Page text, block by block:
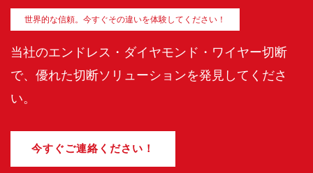
世界的な信頼。今すぐその違いを体験してください！
当社のエンドレス・ダイヤモンド・ワイヤー切断
で、優れた切断ソリューションを発見してくださ
い。
今すぐご連絡ください！